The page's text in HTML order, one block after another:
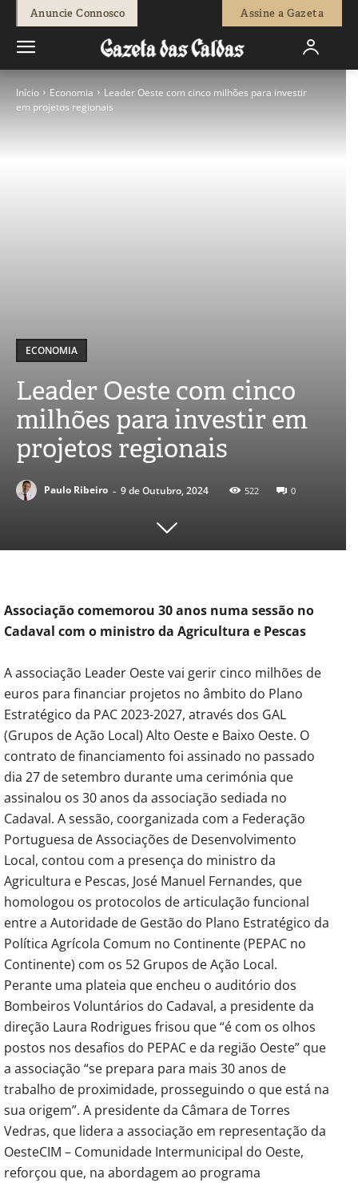
Anuncie Connosco Assine a Gazeta
Início Economia
Leader Oeste com cinco milhões para investir
em projetos regionais
ECONOMIA
Leader Oeste com cinco
milhões para investir em
projetos regionais
Paulo Ribeiro - 9 de Outubro, 2024 522 0
Associação comemorou 30 anos numa sessão no
Cadaval com o ministro da Agricultura e Pescas
A associação Leader Oeste vai gerir cinco milhões de
euros para financiar projetos no âmbito do Plano
Estratégico da PAC 2023-2027, através dos GAL
(Grupos de Ação Local) Alto Oeste e Baixo Oeste. O
contrato de financiamento foi assinado no passado
dia 27 de setembro durante uma cerimónia que
assinalou os 30 anos da associação sediada no
Cadaval. A sessão, coorganizada com a Federação
Portuguesa de Associações de Desenvolvimento
Local, contou com a presença do ministro da
Agricultura e Pescas, José Manuel Fernandes, que
homologou os protocolos de articulação funcional
entre a Autoridade de Gestão do Plano Estratégico da
Política Agrícola Comum no Continente (PEPAC no
Continente) com os 52 Grupos de Ação Local.
Perante uma plateia que encheu o auditório dos
Bombeiros Voluntários do Cadaval, a presidente da
direção Laura Rodrigues frisou que “é com os olhos
postos nos desafios do PEPAC e da região Oeste” que
a associação “se prepara para mais 30 anos de
trabalho de proximidade, prosseguindo o que está na
sua origem”. A presidente da Câmara de Torres
Vedras, que lidera a associação em representação da
OesteCIM – Comunidade Intermunicipal do Oeste,
reforçou que, na abordagem ao programa